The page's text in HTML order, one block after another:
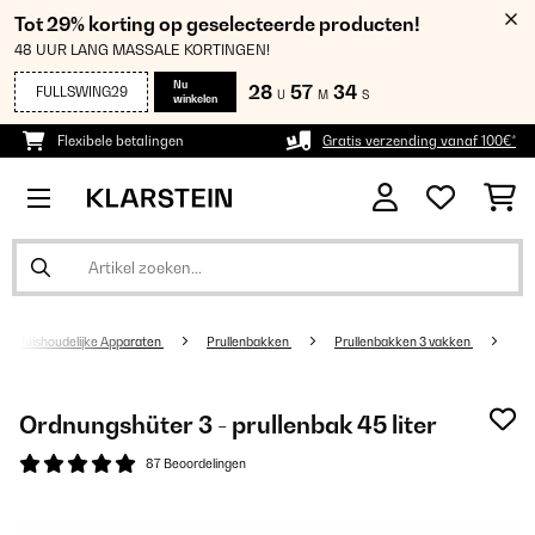
Tot 29% korting op geselecteerde producten!
48 UUR LANG MASSALE KORTINGEN!
FULLSWING29
Nu
winkelen
28 U 57 M 34 S
Flexibele betalingen Gratis verzending vanaf 100€*
Huishoudelijke Apparaten Prullenbakken Prullenbakken 3 vakken
Ordnungshüter 3 - prullenbak 45 liter
87 Beoordelingen